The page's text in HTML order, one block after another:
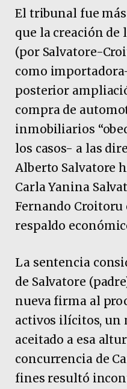
El tribunal fue
que la creación de
(por Salvatore-
como
posterior
compra de
inmobiliarios
los casos- a las
Alberto Salvatore
Carla Yanina
Fernando Croitoru
respaldo
La sentencia
de Salvatore
nueva firma al
activos ilícitos, un
aceitado a esa
concurrencia de
fines resultó